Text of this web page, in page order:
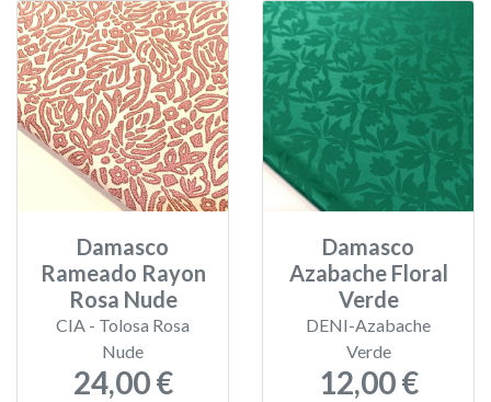
Damasco
Rameado Rayon
Rosa Nude
CIA - Tolosa Rosa
Nude
24,00 €
Damasco
Azabache Floral
Verde
DENI-Azabache
Verde
12,00 €